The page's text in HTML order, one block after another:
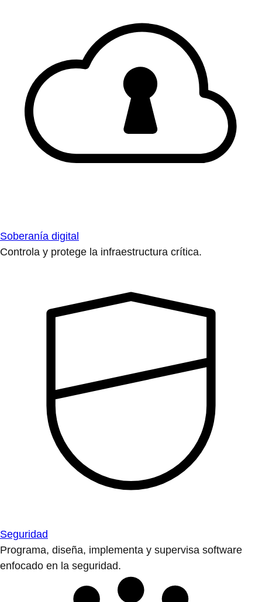
Soberanía digital
Controla y protege la infraestructura crítica.
Seguridad
Programa, diseña, implementa y supervisa software
enfocado en la seguridad.